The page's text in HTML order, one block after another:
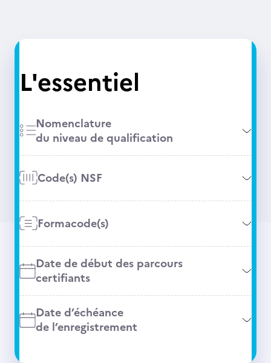
L'essentiel
Nomenclature
du niveau de qualification
Code(s) NSF
Formacode(s)
Date de début des parcours
certifiants
Date d’échéance
de l’enregistrement